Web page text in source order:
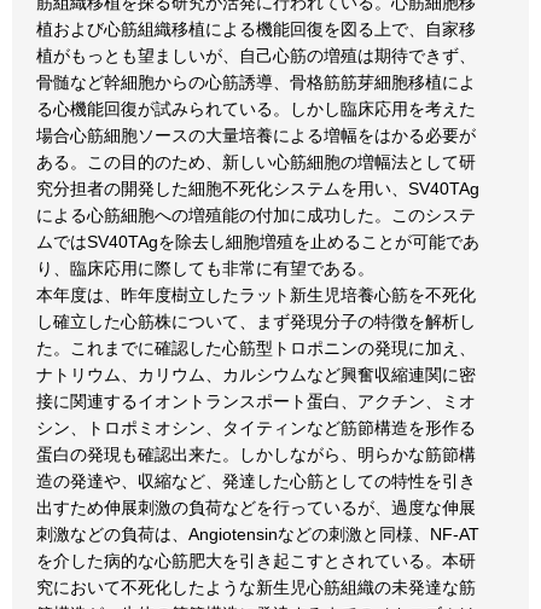
植および心筋組織移植による機能回復を図る上で、自家移
植がもっとも望ましいが、自己心筋の増殖は期待できず、
骨髄など幹細胞からの心筋誘導、骨格筋筋芽細胞移植によ
る心機能回復が試みられている。しかし臨床応用を考えた
場合心筋細胞ソースの大量培養による増幅をはかる必要が
ある。この目的のため、新しい心筋細胞の増幅法として研
究分担者の開発した細胞不死化システムを用い、SV40TAg
による心筋細胞への増殖能の付加に成功した。このシステ
ムではSV40TAgを除去し細胞増殖を止めることが可能であ
り、臨床応用に際しても非常に有望である。
本年度は、昨年度樹立したラット新生児培養心筋を不死化
し確立した心筋株について、まず発現分子の特徴を解析し
た。これまでに確認した心筋型トロポニンの発現に加え、
ナトリウム、カリウム、カルシウムなど興奮収縮連関に密
接に関連するイオントランスポート蛋白、アクチン、ミオ
シン、トロポミオシン、タイティンなど筋節構造を形作る
蛋白の発現も確認出来た。しかしながら、明らかな筋節構
造の発達や、収縮など、発達した心筋としての特性を引き
出すため伸展刺激の負荷などを行っているが、過度な伸展
刺激などの負荷は、Angiotensinなどの刺激と同様、NF-AT
を介した病的な心筋肥大を引き起こすとされている。本研
究において不死化したような新生児心筋組織の未発達な筋